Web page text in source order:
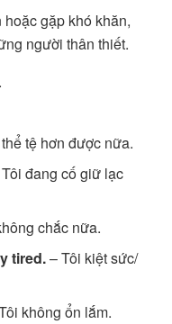
gặp khó khăn,
người thân thiết.
tệ hơn được nữa.
đang cố giữ lạc
chắc nữa.
tired.– Tôi kiệt sức/
không ổn lắm.